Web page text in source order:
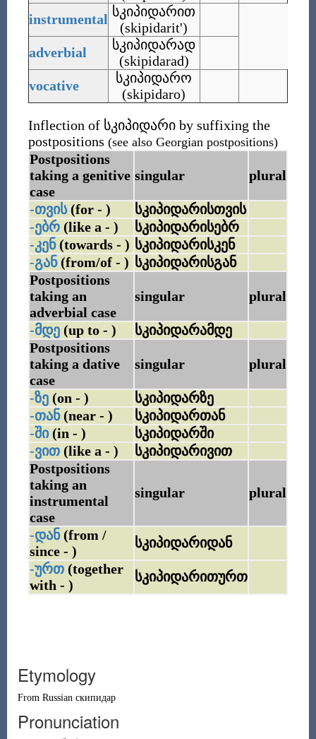
instrumental სკიპიდარით
(skipidarit')
adverbial
სკიპიდარად
(skipidarad)
vocative
სკიპიდარო
(skipidaro)
Inflection of სკიპიდარიby suffixing the
postpositions (see also Georgian postpositions)
Postpositions
taking a genitive
case
singular plural
-თვის(for - )
სკიპიდარისთვის
-ებრ (like a - )
სკიპიდარისებრ
-კენ(towards - ) სკიპიდარისკენ
-გან(from/of - ) სკიპიდარისგან
Postpositions
taking an
adverbial case
singular plural
-მდე (up to - )
სკიპიდარამდე
Postpositions
taking a dative
case
singular plural
-ზე (on - )
სკიპიდარზე
-თან(near - )
სკიპიდართან
-ში(in - )
სკიპიდარში
-ვით (like a - )
სკიპიდარივით
Postpositions
taking an
instrumental
case
singular plural
-დან(from /
since - )
სკიპიდარიდან
-ურთ (together
with - )
სკიპიდარითურთ
Etymology
From Russianскипидар
Pronunciation